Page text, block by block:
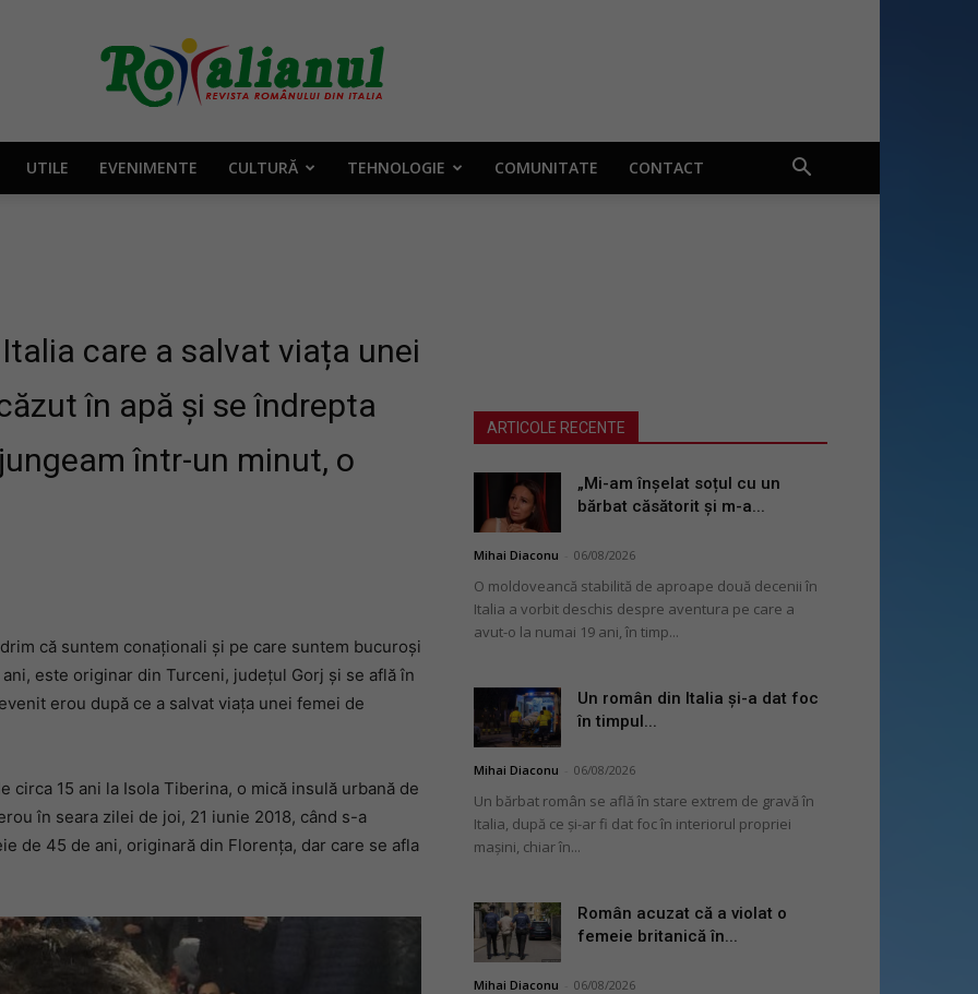
Rotalianul
Revista
UTILE EVENIMENTE CULTURĂ TEHNOLOGIE COMUNITATE CONTACT
care a salvat viața unei
în apă și se îndrepta
într-un minut, o
că suntem conaționali și pe care suntem bucuroși
este originar din Turceni, județul Gorj și se află în
erou după ce a salvat viața unei femei de
15 ani la Isola Tiberina, o mică insulă urbană de
în seara zilei de joi, 21 iunie 2018, când s-a
de 45 de ani, originară din Florența, dar care se afla
ARTICOLE RECENTE
„Mi-am înșelat soțul cu un
bărbat căsătorit și m-a...
Mihai Diaconu 06/08/2026
O moldoveancă stabilită de aproape două decenii în
Italia a vorbit deschis despre aventura pe care a
avut-o la numai 19 ani, în timp...
Un român din Italia și-a dat foc
în timpul...
Mihai Diaconu 06/08/2026
Un bărbat român se află în stare extrem de gravă în
Italia, după ce și-ar fi dat foc în interiorul propriei
mașini, chiar în...
Român acuzat că a violat o
femeie britanică în...
Mihai Diaconu 06/08/2026